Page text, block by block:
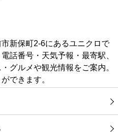
新保町2-6にあるユニクロで
話番号・天気予報・最寄駅、
グルメや観光情報をご案内。
できます。